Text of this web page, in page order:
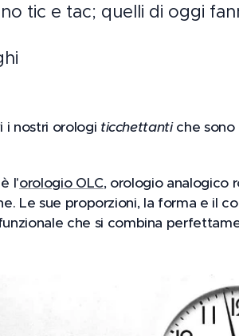
tic e tac; quelli di oggi
i nostri orologi ticchettantiche sono
l'orologio OLC, orologio analogico
Le sue proporzioni, la forma e il
che si combina